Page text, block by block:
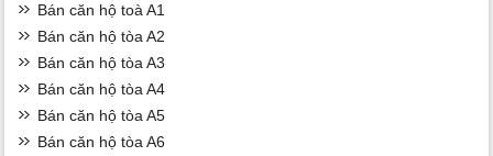
Bán căn hộ toà A1
Bán căn hộ tòa A2
Bán căn hộ tòa A3
Bán căn hộ tòa A4
Bán căn hộ tòa A5
Bán căn hộ tòa A6